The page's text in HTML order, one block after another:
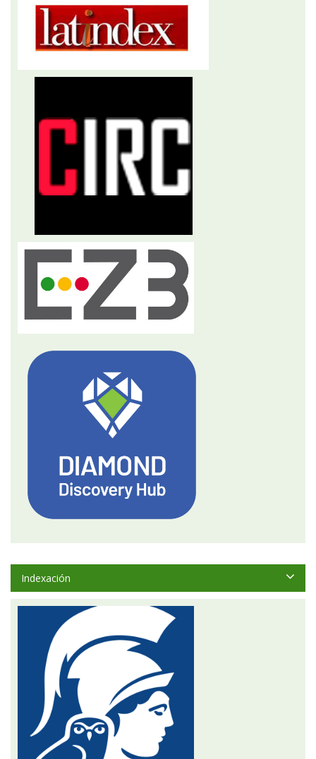
Indexación